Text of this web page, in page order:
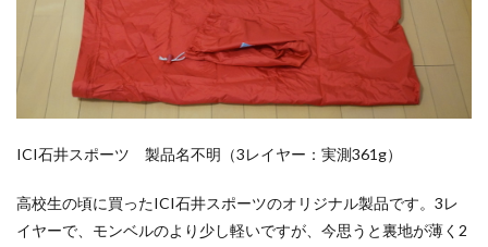
ICI石井スポーツ 製品名不明（3レイヤー：実測361g）
高校生の頃に買ったICI石井スポーツのオリジナル製品です。3レ
イヤーで、モンベルのより少し軽いですが、今思うと裏地が薄く2